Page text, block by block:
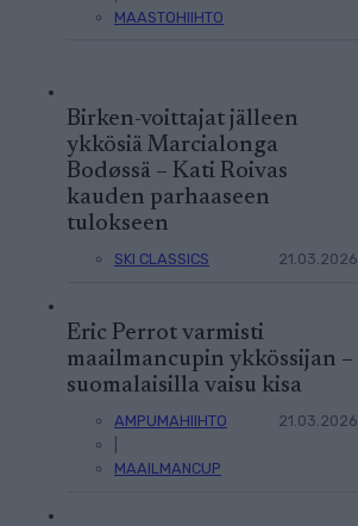
MAASTOHIIHTO
Birken-voittajat jälleen
ykkösiä Marcialonga
Bodøssä – Kati Roivas
kauden parhaaseen
tulokseen
SKI CLASSICS 21.03.2026
Eric Perrot varmisti
maailmancupin ykkössijan –
suomalaisilla vaisu kisa
AMPUMAHIIHTO
MAAILMANCUP
21.03.2026